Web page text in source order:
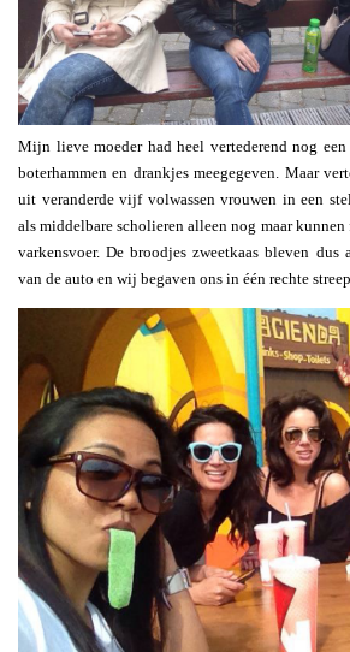
Mijn lieve moeder had heel vertederend nog
boterhammen en drankjes meegegeven. Maar
uit veranderde vijf volwassen vrouwen in een
als middelbare scholieren alleen nog maar
varkensvoer. De broodjes zweetkaas bleven dus
van de auto en wij begaven ons in één rechte